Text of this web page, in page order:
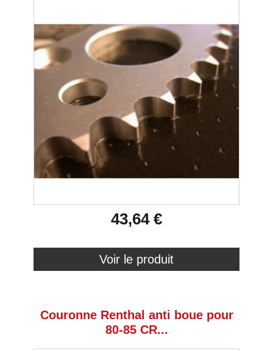
43,64 €
Voir le produit
Couronne Renthal anti boue pour
80-85 CR...